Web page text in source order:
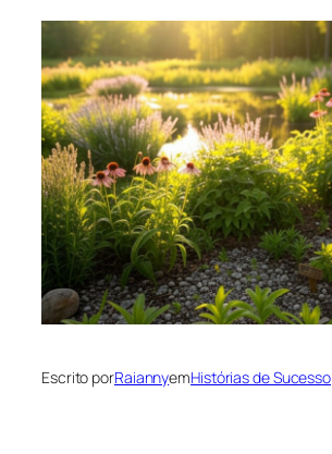
Escrito porRaiannyemHistórias de Sucesso